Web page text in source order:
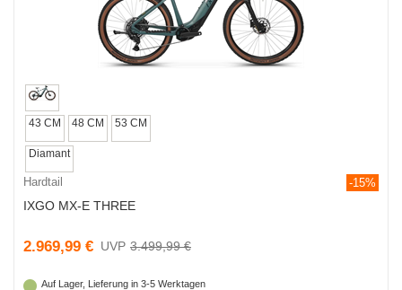
43 CM 48 CM 53 CM
Diamant
Hardtail -15%
IXGO MX-E THREE
2.969,99 € 3.499,99 €
Auf Lager, Lieferung in 3-5 Werktagen